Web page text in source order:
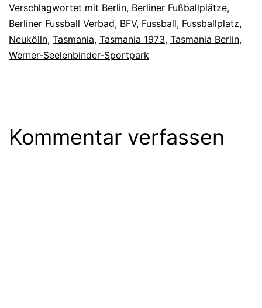
Verschlagwortet mit Berlin, Berliner Fußballplätze,
Berliner Fussball Verbad, BFV, Fussball, Fussballplatz,
Neukölln, Tasmania, Tasmania 1973, Tasmania Berlin,
Werner-Seelenbinder-Sportpark
Kommentar verfassen